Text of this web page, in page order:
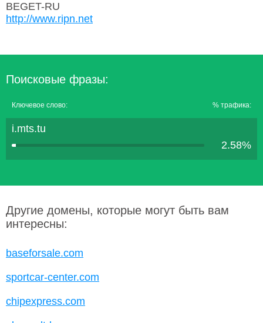
BEGET-RU
http://www.ripn.net
Поисковые фразы:
Ключевое слово: % трафика:
i.mts.tu
2.58%
Другие домены, которые могут быть вам
интересны:
baseforsale.com
sportcar-center.com
chipexpress.com